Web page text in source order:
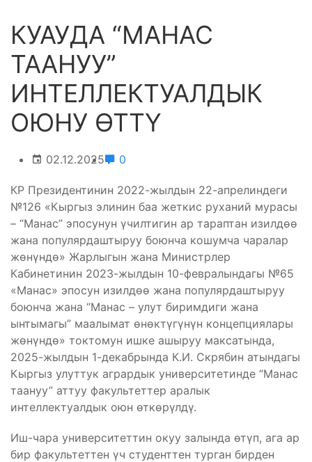
КУАУДА “МАНАС
ТААНУУ”
ИНТЕЛЛЕКТУАЛДЫК
ОЮНУ ӨТТҮ
02.12.2025 0
КР Президентинин 2022-жылдын 22-апрелиндеги
№126 «Кыргыз элинин баа жеткис руханий мурасы
– “Манас” эпосунун үчилтигин ар тараптан изилдөө
жана популярдаштыруу боюнча кошумча чаралар
жөнүндө» Жарлыгын жана Министрлер
Кабинетинин 2023-жылдын 10-февралындагы №65
«Манас» эпосун изилдөө жана популярдаштыруу
боюнча жана “Манас – улут биримдиги жана
ынтымагы” маалымат өнөктүгүнүн концепциялары
жөнүндө» токтомун ишке ашыруу максатында,
2025-жылдын 1-декабрында К.И. Скрябин атындагы
Кыргыз улуттук агрардык университетинде “Манас
таануу” аттуу факультеттер аралык
интеллектуалдык оюн өткөрүлдү.
Иш-чара университеттин окуу залында өтүп, ага ар
бир факультеттен үч студенттен турган бирден